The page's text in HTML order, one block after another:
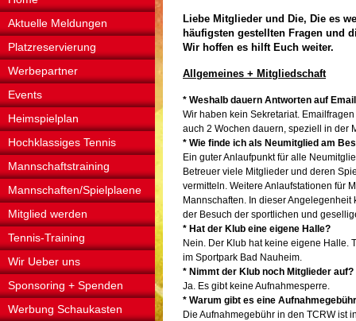
Aktuelle Meldungen
Platzreservierung
Werbepartner
Events
Heimspielplan
Hochklassiges Tennis
Mannschaftstraining
Mannschaften/Spielplaene
Mitglied werden
Tennis-Training
Wir Ueber uns
Sponsoring + Spenden
Werbung Schaukasten
Liebe Mitglieder und Die, Die es
häufigsten gestellten Fragen und
Wir hoffen es hilft Euch weiter.
Allgemeines + Mitgliedschaft
* Weshalb dauern Antworten auf
Wir haben kein Sekretariat.
auch 2 Wochen dauern, speziell in der
* Wie finde ich als Neumitglied am
Ein guter Anlaufpunkt für alle
Betreuer viele Mitglieder und deren
vermitteln. Weitere Anlaufstationen für
Mannschaften. In dieser
der Besuch der sportlichen und
* Hat der Klub eine eigene Halle?
Nein. Der Klub hat keine eigene Halle.
im Sportpark Bad Nauheim.
* Nimmt der Klub noch Mitglieder auf?
Ja. Es gibt keine Aufnahmesperre.
* Warum gibt es eine
Die Aufnahmegebühr in den TCRW ist